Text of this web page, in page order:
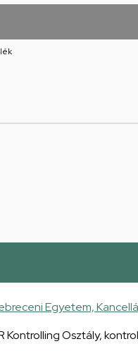
Egyetem,
Kontrolling Osztály,